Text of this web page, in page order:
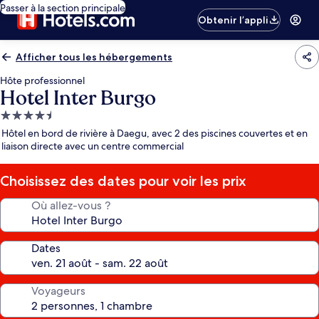
Passer à la section principale
Obtenir l’appli
Afficher tous les hébergements
Hôte professionnel
Hotel Inter Burgo
Hébergement
4.5 étoiles
Hôtel en bord de rivière à Daegu, avec 2 des piscines couvertes et en
liaison directe avec un centre commercial
Choisissez des dates pour voir les prix
Où allez-vous ?
Dates
Voyageurs